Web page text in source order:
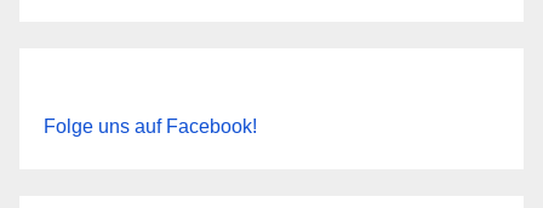
Folge uns auf Facebook!